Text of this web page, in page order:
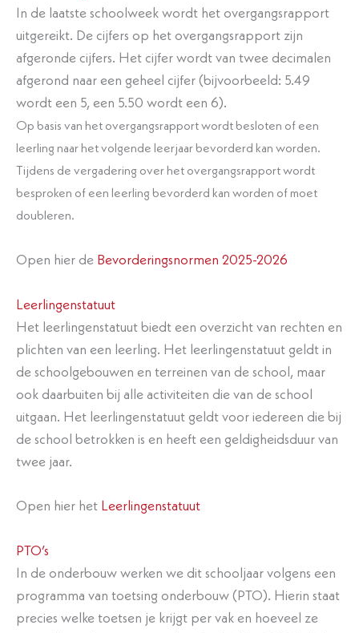
​In de laatste schoolweek wordt het overgangsrapport
uitgereikt. De cijfers op het overgangsrapport zijn
afgeronde cijfers. Het cijfer wordt van twee decimalen
afgerond naar een geheel cijfer (bijvoorbeeld: 5.49
wordt een 5, een 5.50 wordt een 6).
Op basis van het overgangsrapport wordt besloten of een
leerling naar het volgende leerjaar bevorderd kan worden.
Tijdens de vergadering over het overgangsrapport wordt
besproken of een leerling bevorderd kan worden of moet
doubleren.
Open hier de Bevorderingsnormen 2025-2026
Leerlingenstatuut
​Het leerlingenstatuut biedt een overzicht van rechten en
plichten van een leerling. Het leerlingenstatuut geldt in
de schoolgebouwen en terreinen van de school, maar
ook daarbuiten bij alle activiteiten die van de school
uitgaan. Het leerlingenstatuut geldt voor iedereen die bij
de school betrokken is en heeft een geldigheidsduur van
twee jaar.
Open hier het Leerlingenstatuut
PTO’s
​In de onderbouw werken we dit schooljaar volgens een
programma van toetsing onderbouw (PTO). Hierin staat
precies welke toetsen je krijgt per vak en hoeveel ze